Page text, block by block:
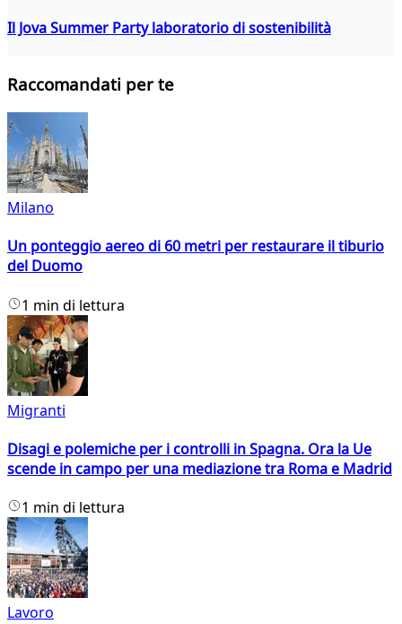
Il Jova Summer Party laboratorio di sostenibilità
Raccomandati per te
Milano
Un ponteggio aereo di 60 metri per restaurare il tiburio
del Duomo
1 min di lettura
Migranti
Disagi e polemiche per i controlli in Spagna. Ora la Ue
scende in campo per una mediazione tra Roma e Madrid
1 min di lettura
Lavoro